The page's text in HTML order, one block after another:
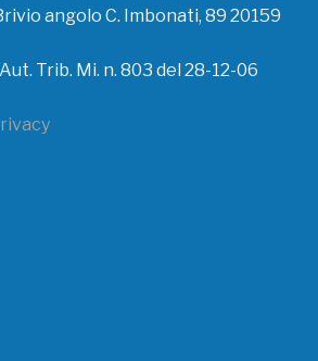
angolo C. Imbonati, 89 20159
Trib. Mi. n. 803 del 28-12-06